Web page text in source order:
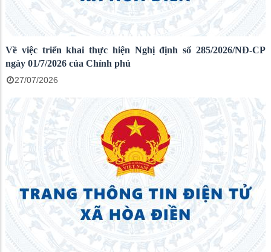
Về việc triển khai thực hiện Nghị định số 285/2026/NĐ-CP
ngày 01/7/2026 của Chính phủ
27/07/2026